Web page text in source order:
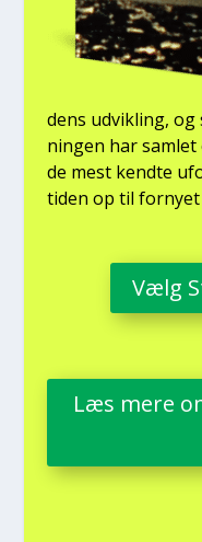
dens udvik­ling,
nin­gen har
de mest kend­te
tiden op til for­ny­et
Vælg
Læs mere